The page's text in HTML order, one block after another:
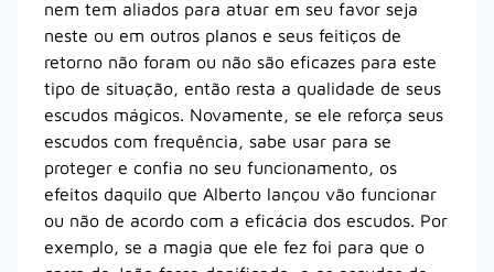
nem tem aliados para atuar em seu favor seja
neste ou em outros planos e seus feitiços de
retorno não foram ou não são eficazes para este
tipo de situação, então resta a qualidade de seus
escudos mágicos. Novamente, se ele reforça seus
escudos com frequência, sabe usar para se
proteger e confia no seu funcionamento, os
efeitos daquilo que Alberto lançou vão funcionar
ou não de acordo com a eficácia dos escudos. Por
exemplo, se a magia que ele fez foi para que o